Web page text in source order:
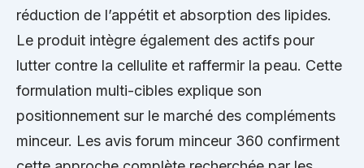
réduction de l’appétit et absorption des lipides.
Le produit intègre également des actifs pour
lutter contre la cellulite et raffermir la peau. Cette
formulation multi-cibles explique son
positionnement sur le marché des compléments
minceur. Les avis forum minceur 360 confirment